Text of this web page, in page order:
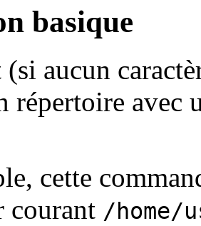
basique
(si aucun
répertoire avec
cette
courant /home/